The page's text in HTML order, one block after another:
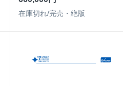
在庫切れ/完売・絶版